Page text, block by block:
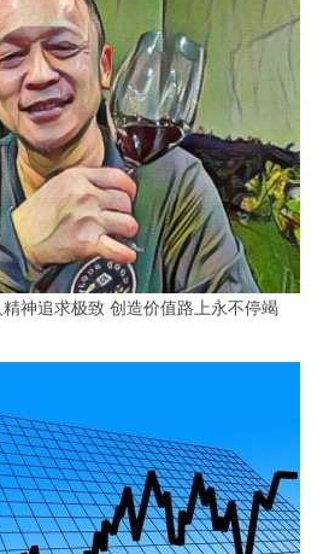
神追求极致 创造价值路上永不停竭